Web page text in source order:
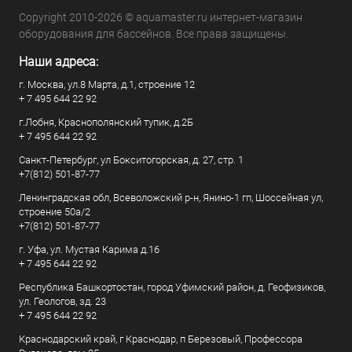
Copyright 2010-2026 © aquamaster.ru интернет-магазин
оборудования для бассейнов. Все права защищены.
Наши адреса:
г. Москва, ул.8 Марта, д.1, строение 12
+ 7 495 644 22 92
г.Лобня, Краснополянский тупик, д.2Б
+ 7 495 644 22 92
Санкт-Петербург, ул Бокситогорская, д. 27, стр. 1
+7(812) 501-87-77
Ленинградская обл, Всеволожский р-н, Янино-1 гп, Шоссейная ул,
строение 50а/2
+7(812) 501-87-77
г. Уфа, ул. Мустая Карима д.16
+ 7 495 644 22 92
Республика Башкортостан, город Уфимский район, д. Геофизиков,
ул. Геологов, зд. 23
+ 7 495 644 22 92
Краснодарский край, г Краснодар, п Березовый, Профессора